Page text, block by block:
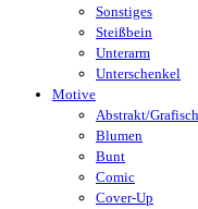
Sonstiges
Steißbein
Unterarm
Unterschenkel
Motive
Abstrakt/Grafisch
Blumen
Bunt
Comic
Cover-Up